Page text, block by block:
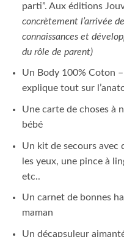
parti”. Aux éditions
concrètement l’arrivée
connaissances et
du rôle de parent)
Un Body 100% Coton
explique tout sur
Une carte de choses à
bébé
Un kit de secours avec
les yeux, une pince à
etc..
Un carnet de bonnes
maman
Un décapsuleur